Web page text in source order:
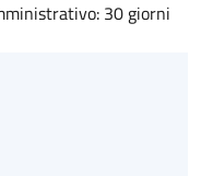
30 giorni